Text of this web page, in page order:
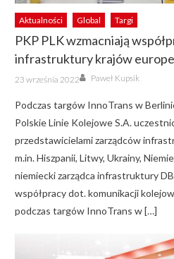
Aktualności Global Targi
PKP PLK wzmacniają
infrastruktury krajów
Posted
on
23 września 2022 Author
Paweł Kupsik
Podczas targów InnoTrans w
Polskie Linie Kolejowe S.A.
przedstawicielami zarządców
m.in. Hiszpanii, Litwy, Ukrainy,
niemiecki zarządca infrastruktury
współpracy dot. komunikacji
podczas targów InnoTrans w […]